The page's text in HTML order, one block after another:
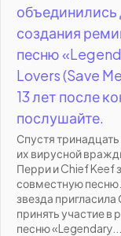
объединились
создания
песню
Lovers (Save
13 лет после
послушайте.
Спустя тринадцать
их вирусной
Перри и Chief Keef
совместную
звезда пригласила
принять участие в
песню «Legendary...